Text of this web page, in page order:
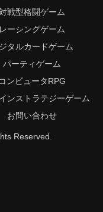
戦型格闘ゲーム
レーシングゲーム
タルカードゲーム
パーティゲーム
コンピュータRPG
ンストラテジーゲーム
お問い合わせ
Reserved.